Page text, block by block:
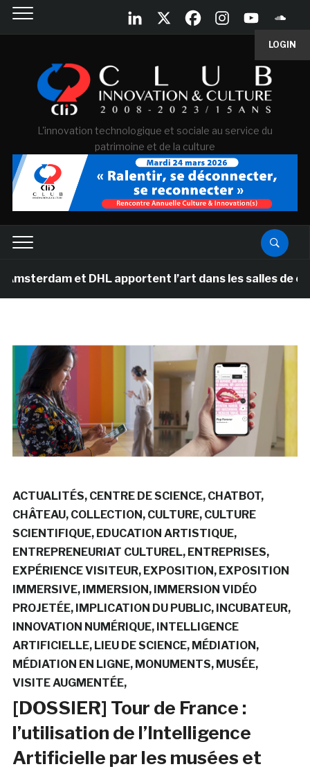
LOGIN
L'innovation technologique et sociale au service du
patrimoine et de la culture
et DHL apportent l’art dans les salles de classe
ACTUALITÉS CENTRE DE SCIENCE CHATBOT
CHÂTEAU COLLECTION CULTURE CULTURE
SCIENTIFIQUE EDUCATION ARTISTIQUE
ENTREPRENEURIAT CULTUREL ENTREPRISES
EXPÉRIENCE VISITEUR EXPOSITION EXPOSITION
IMMERSIVE IMMERSION IMMERSION VIDÉO
PROJETÉE IMPLICATION DU PUBLIC INCUBATEUR
INNOVATION NUMÉRIQUE INTELLIGENCE
ARTIFICIELLE LIEU DE SCIENCE MÉDIATION
MÉDIATION EN LIGNE MONUMENTS MUSÉE
VISITE AUGMENTÉE
[DOSSIER] Tour de France :
l’utilisation de l’Intelligence
Artificielle par les musées et